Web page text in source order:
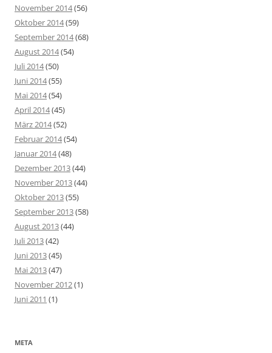
November 2014(56)
Oktober 2014(59)
September 2014(68)
August 2014(54)
Juli 2014(50)
Juni 2014(55)
Mai 2014(54)
April 2014(45)
März 2014(52)
Februar 2014(54)
Januar 2014(48)
Dezember 2013(44)
November 2013(44)
Oktober 2013(55)
September 2013(58)
August 2013(44)
Juli 2013(42)
Juni 2013(45)
Mai 2013(47)
November 2012(1)
Juni 2011 (1)
META